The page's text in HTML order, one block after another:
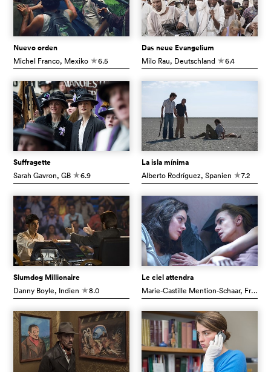
Nuevo orden
Michel Franco, Mexiko c6.5
Das neue Evangelium
Milo Rau, Deutschland c6.4
Suffragette
Sarah Gavron, GB c6.9
La isla mínima
Alberto Rodríguez, Spanien c7.2
Slumdog Millionaire
Danny Boyle, Indien c8.0
Le ciel attendra
Marie-Castille Mention-Schaar, Frankreich